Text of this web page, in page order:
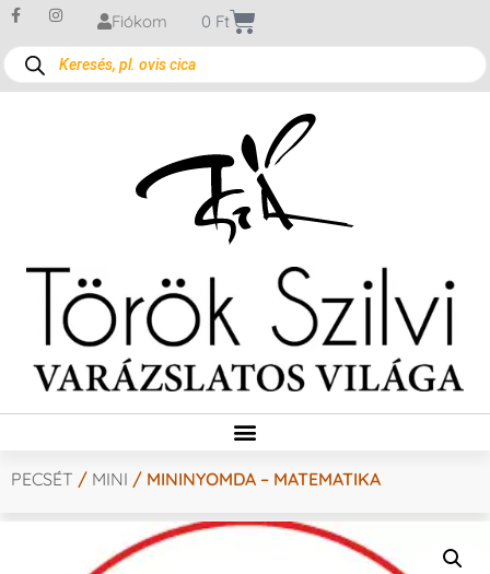
Fiókom 0 Ft
PECSÉT / MINI / MININYOMDA – MATEMATIKA